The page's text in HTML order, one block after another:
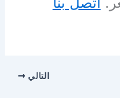
التالي